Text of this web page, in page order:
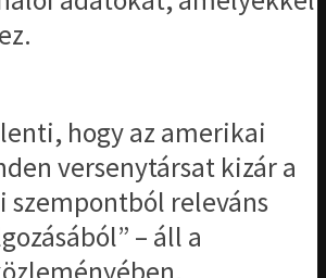
hogy az amerikai
versenytársat kizár a
szempontból releváns
– áll a